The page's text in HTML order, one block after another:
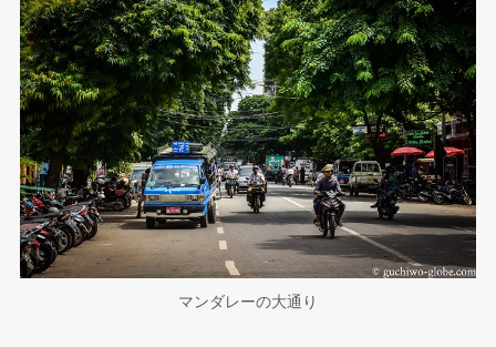
マンダレーの大通り